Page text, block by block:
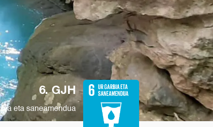
6. GJH
eta saneamendua